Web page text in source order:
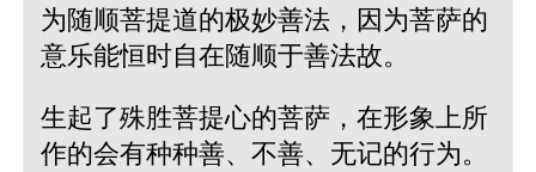
为随顺菩提道的极妙善法，因为菩萨的
意乐能恒时自在随顺于善法故。
生起了殊胜菩提心的菩萨，在形象上所
作的会有种种善、不善、无记的行为。